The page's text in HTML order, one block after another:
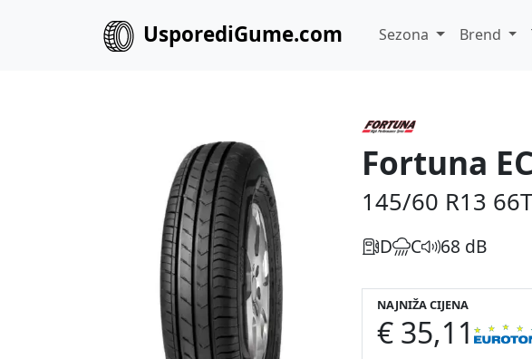
UsporediGume.com Sezona Brend
Fortuna
145/60 R13 66T
D C 68 dB
NAJNIŽA CIJENA
€ 35,11